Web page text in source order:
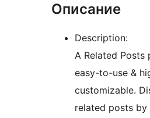
Описание
Description:
A Related Posts
easy-to-use &
customizable.
related posts by